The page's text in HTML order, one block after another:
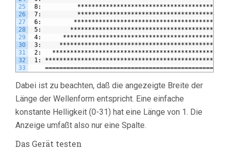
25
26
27
28
29
30
31
32
33
8:
7:
6:
5:
4:
3:
2:
1:
Dabei ist zu beachten, daß die angezeigte Breite der
Länge der Wellenform entspricht. Eine einfache
konstante Helligkeit (0-31) hat eine Länge von 1. Die
Anzeige umfaßt also nur eine Spalte.
Das Gerät testen